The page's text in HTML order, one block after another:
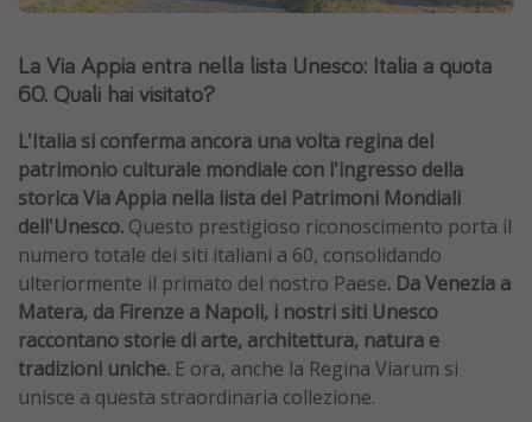
Egitto
Tunisia
Malta
Canarie
Capo Verde
Tipo di vacanza
Vacanze last minute
Vacanze all inclusive
Vacanze estate 2026
La Via Appia entra nella lista Unesco: Italia a quota
60. Quali hai visitato?
L'Italia si conferma ancora una volta regina del
patrimonio culturale mondiale con l'ingresso della
storica Via Appia nella lista dei Patrimoni Mondiali
dell'Unesco. Questo prestigioso riconoscimento porta il
numero totale dei siti italiani a 60, consolidando
ulteriormente il primato del nostro Paese. Da Venezia a
Matera, da Firenze a Napoli, i nostri siti Unesco
raccontano storie di arte, architettura, natura e
tradizioni uniche. E ora, anche la Regina Viarum si
unisce a questa straordinaria collezione.